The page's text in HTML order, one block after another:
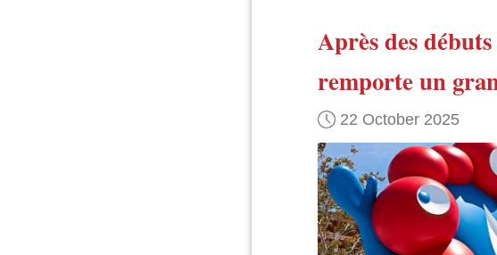
Après des
remporte un
22 October 2025